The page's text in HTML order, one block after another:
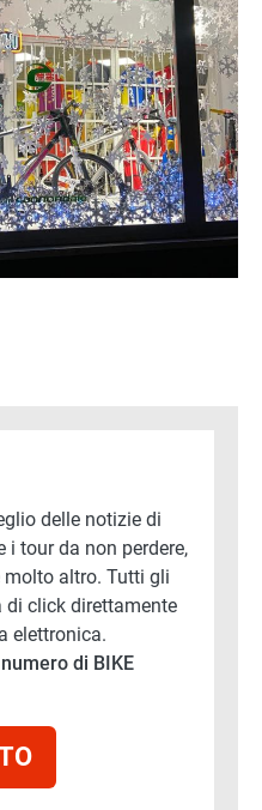
delle notizie di
i tour da non perdere,
altro. Tutti gli
click direttamente
elettronica.
di BIKE